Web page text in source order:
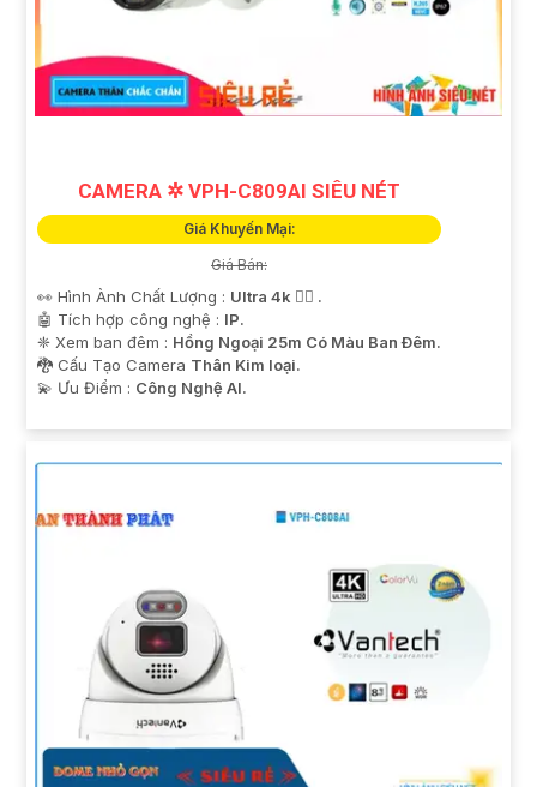
CAMERA ✲ VPH-C809AI SIÊU NÉT
Giá Khuyến Mại:
Giá Bán:
👀 Hình Ành Chất Lượng : Ultra 4k 👍🏾 .
🤖️ Tích hợp công nghệ : IP.
❈ Xem ban đêm : Hồng Ngoại 25m Có Màu Ban Ðêm.
🐉️ Cấu Tạo Camera Thân Kim loại.
️💫 Ưu Điểm : Công Nghệ AI.